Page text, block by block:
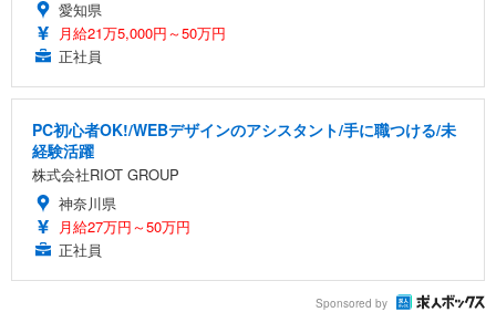
愛知県
月給21万5,000円～50万円
正社員
PC初心者OK!/WEBデザインのアシスタント/手に職つける/未
経験活躍
株式会社RIOT GROUP
神奈川県
月給27万円～50万円
正社員
Sponsored by